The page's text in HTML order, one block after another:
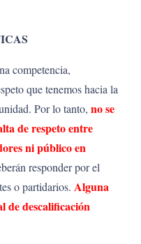
competencia,
que tenemos hacia la
Por lo tanto, no se
de respeto entre
ni público en
responder por el
o partidarios. Alguna
de descalificación